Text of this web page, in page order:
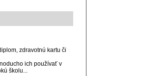
zdravotnú kartu či
ich používať v
školu...